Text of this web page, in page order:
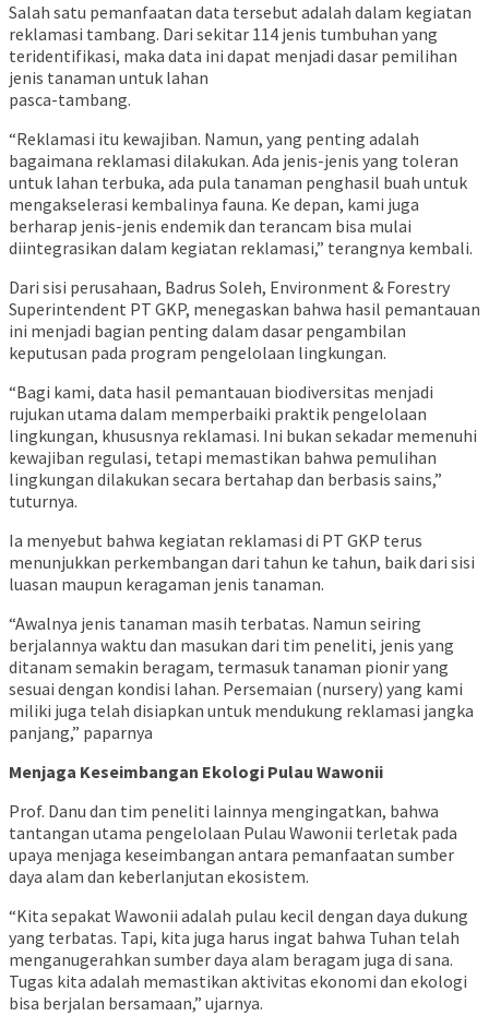
Salah satu pemanfaatan data tersebut adalah dalam kegiatan
reklamasi tambang. Dari sekitar 114 jenis tumbuhan yang
teridentifikasi, maka data ini dapat menjadi dasar pemilihan
jenis tanaman untuk lahan
pasca-tambang.
“Reklamasi itu kewajiban. Namun, yang penting adalah
bagaimana reklamasi dilakukan. Ada jenis-jenis yang toleran
untuk lahan terbuka, ada pula tanaman penghasil buah untuk
mengakselerasi kembalinya fauna. Ke depan, kami juga
berharap jenis-jenis endemik dan terancam bisa mulai
diintegrasikan dalam kegiatan reklamasi,” terangnya kembali.
Dari sisi perusahaan, Badrus Soleh, Environment & Forestry
Superintendent PT GKP, menegaskan bahwa hasil pemantauan
ini menjadi bagian penting dalam dasar pengambilan
keputusan pada program pengelolaan lingkungan.
“Bagi kami, data hasil pemantauan biodiversitas menjadi
rujukan utama dalam memperbaiki praktik pengelolaan
lingkungan, khususnya reklamasi. Ini bukan sekadar memenuhi
kewajiban regulasi, tetapi memastikan bahwa pemulihan
lingkungan dilakukan secara bertahap dan berbasis sains,”
tuturnya.
Ia menyebut bahwa kegiatan reklamasi di PT GKP terus
menunjukkan perkembangan dari tahun ke tahun, baik dari sisi
luasan maupun keragaman jenis tanaman.
“Awalnya jenis tanaman masih terbatas. Namun seiring
berjalannya waktu dan masukan dari tim peneliti, jenis yang
ditanam semakin beragam, termasuk tanaman pionir yang
sesuai dengan kondisi lahan. Persemaian (nursery) yang kami
miliki juga telah disiapkan untuk mendukung reklamasi jangka
panjang,” paparnya
Menjaga Keseimbangan Ekologi Pulau Wawonii
Prof. Danu dan tim peneliti lainnya mengingatkan, bahwa
tantangan utama pengelolaan Pulau Wawonii terletak pada
upaya menjaga keseimbangan antara pemanfaatan sumber
daya alam dan keberlanjutan ekosistem.
“Kita sepakat Wawonii adalah pulau kecil dengan daya dukung
yang terbatas. Tapi, kita juga harus ingat bahwa Tuhan telah
menganugerahkan sumber daya alam beragam juga di sana.
Tugas kita adalah memastikan aktivitas ekonomi dan ekologi
bisa berjalan bersamaan,” ujarnya.